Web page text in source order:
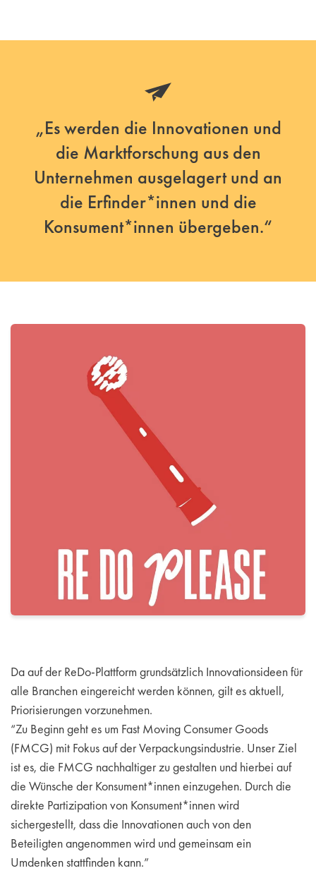
„Es werden die Innovationen und
die Marktforschung aus den
Unternehmen ausgelagert und an
die Erfinder*innen und die
Konsument*innen übergeben.“
Da auf der ReDo-Plattform grundsätzlich Innovationsideen für
alle Branchen eingereicht werden können, gilt es aktuell,
Priorisierungen vorzunehmen.
“Zu Beginn geht es um Fast Moving Consumer Goods
(FMCG) mit Fokus auf der Verpackungsindustrie. Unser Ziel
ist es, die FMCG nachhaltiger zu gestalten und hierbei auf
die Wünsche der Konsument*innen einzugehen. Durch die
direkte Partizipation von Konsument*innen wird
sichergestellt, dass die Innovationen auch von den
Beteiligten angenommen wird und gemeinsam ein
Umdenken stattfinden kann.”